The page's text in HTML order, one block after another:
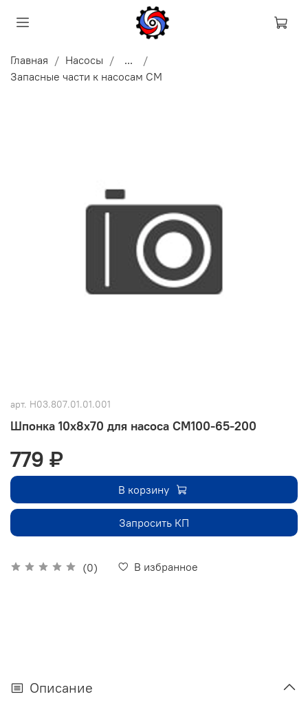
Главная Насосы
...
Запасные части к насосам СМ
арт. Н03.807.01.01.001
Шпонка 10х8х70 для насоса СМ100-65-200
(0) В избранное
779 ₽
В корзину
Запросить КП
Описание